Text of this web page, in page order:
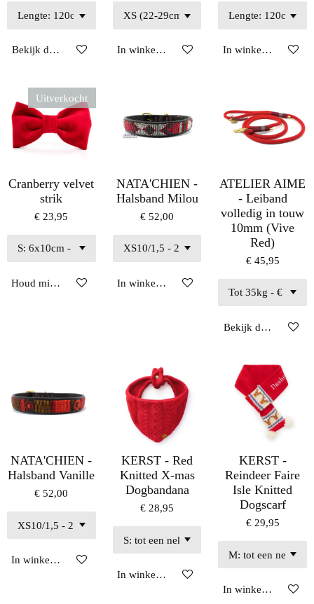
Bekijk details In winkelwagen In winkelwagen
Uitverkocht
Cranberry velvet
strik
€ 23,95
Houd mij op de hoogte
NATA'CHIEN -
Halsband Milou
€ 52,00
In winkelwagen
ATELIER AIME
- Leiband
volledig in touw
10mm (Vive
Red)
€ 45,95
Bekijk details
NATA'CHIEN -
Halsband Vanille
€ 52,00
In winkelwagen
KERST - Red
Knitted X-mas
Dogbandana
€ 28,95
In winkelwagen
KERST -
Reindeer Faire
Isle Knitted
Dogscarf
€ 29,95
In winkelwagen